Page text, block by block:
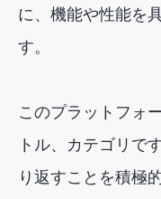
に、機能や性能を
す。
このプラットフォ
トル、カテゴリで
り返すことを積極